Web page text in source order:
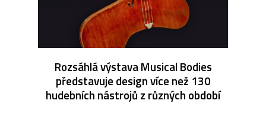
Rozsáhlá výstava Musical Bodies
představuje design více než 130
hudebních nástrojů z různých období